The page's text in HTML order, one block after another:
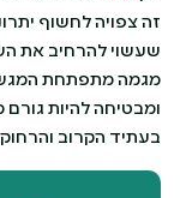
שעשוי להרחיב את
מגמה מתפתחת
ומבטיחה להיות
בעתיד הקרוב